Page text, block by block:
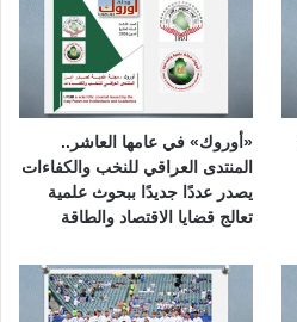
«أوروك» في عامها العاشر..
المنتدى العراقي للنخب والكفاءات
يصدر عددًا جديدًا ببحوث علمية
تعالج قضايا الاقتصاد والطاقة